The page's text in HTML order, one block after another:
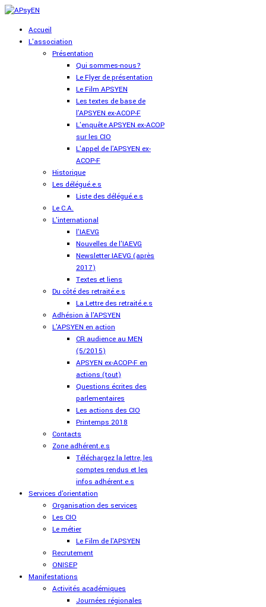
Accueil
L'association
Présentation
Qui sommes-nous?
Le Flyer de présentation
Le Film APSYEN
Les textes de base de
l'APSYEN ex-ACOP-F
L'enquête APSYEN ex-ACOP
sur les CIO
L'appel de l'APSYEN ex-
ACOP-F
Historique
Les délégué.e.s
Liste des délégué.e.s
Le C.A.
L'international
l'IAEVG
Nouvelles de l'IAEVG
Newsletter IAEVG (après
2017)
Textes et liens
Du côté des retraité.e.s
La Lettre des retraité.e.s
Adhésion à l'APSYEN
L'APSYEN en action
CR audience au MEN
(5/2015)
APSYEN ex-ACOP-F en
actions (tout)
Questions écrites des
parlementaires
Les actions des CIO
Printemps 2018
Contacts
Zone adhérent.e.s
Téléchargez la lettre, les
comptes rendus et les
infos adhérent.e.s
Services d'orientation
Organisation des services
Les CIO
Le métier
Le Film de l'APSYEN
Recrutement
ONISEP
Manifestations
Activités académiques
Journées régionales